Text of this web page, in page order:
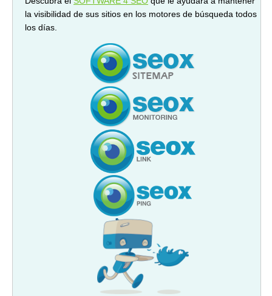
la visibilidad de sus sitios en los motores de búsqueda todos
los días.